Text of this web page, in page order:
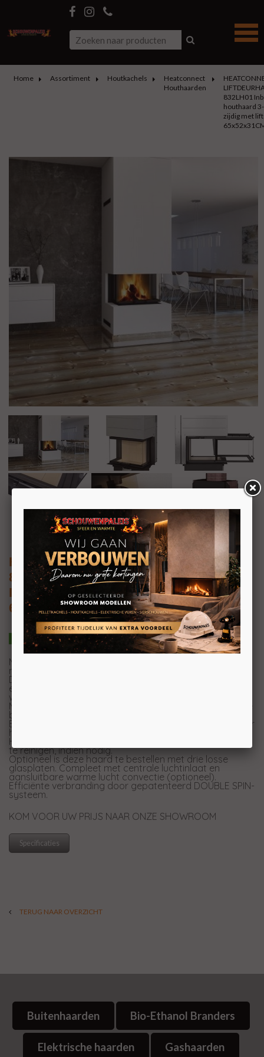
Home Assortiment Houtkachels
Heatconnect
Houthaarden
832LH01
houthaard 3-
zijdig met
HEATCONNECT LIFTDEURHAARD
832LH01
Inbouw houthaard 3-zijdig met liftdeur
65x52x31CM
Moderne haard met driedelig glas uit één stuk voor
maximaal zicht op het vuur.
Deze haard is speciaal ontwikkeld voor plaatsing in
energiezuinige woningen, ideaal dus in moderne
woningen.
Mede door de keuze uit diverse inbouwkaders strak in te
bouwen.
Een innovatief en geluidsarm liftdeur systeem zorgt voor
het moeiteloos kunnen heffen van het glas.
Het glas is middels een slimme schuifpositie gemakkelijk
te reinigen, indien nodig.
Optioneel is deze haard te bestellen met drie losse
glasplaten. Compleet met centrale luchtinlaat en
aansluitbare warme lucht convectie (optioneel).
Efficiënte verbranding door gepatenteerd DOUBLE SPIN-
systeem.
KOM VOOR UW PRIJS NAAR ONZE SHOWROOM
Specificaties
TERUG NAAR OVERZICHT
Buitenhaarden Bio-Ethanol Branders
Elektrische haarden Gashaarden